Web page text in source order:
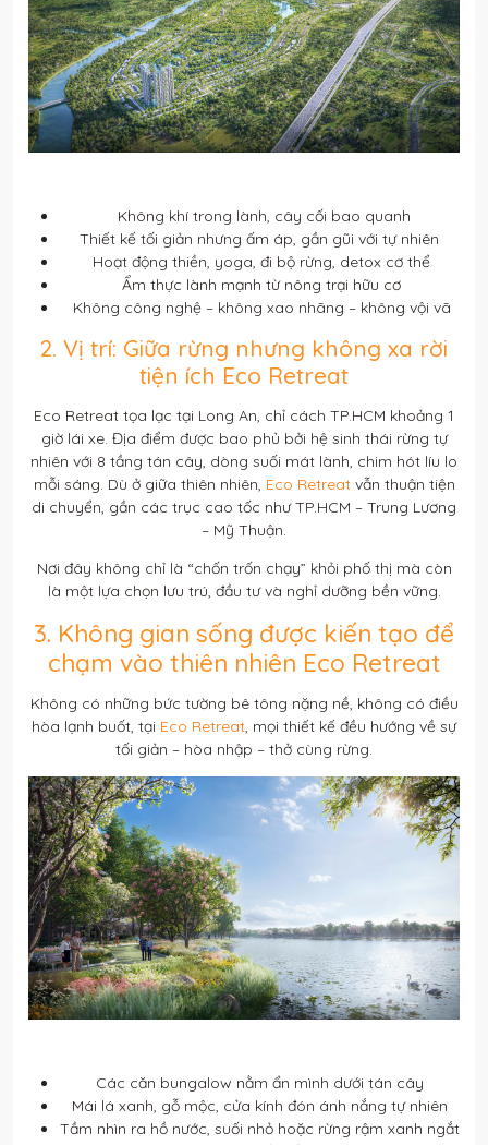
Không khí trong lành, cây cối bao quanh
Thiết kế tối giản nhưng ấm áp, gần gũi với tự nhiên
Hoạt động thiền, yoga, đi bộ rừng, detox cơ thể
Ẩm thực lành mạnh từ nông trại hữu cơ
Không công nghệ – không xao nhãng – không vội vã
2. Vị trí: Giữa rừng nhưng không xa rời
tiện ích Eco Retreat
Eco Retreat tọa lạc tại Long An, chỉ cách TP.HCM khoảng 1
giờ lái xe. Địa điểm được bao phủ bởi hệ sinh thái rừng tự
nhiên với 8 tầng tán cây, dòng suối mát lành, chim hót líu lo
mỗi sáng. Dù ở giữa thiên nhiên, Eco Retreat vẫn thuận tiện
di chuyển, gần các trục cao tốc như TP.HCM – Trung Lương
– Mỹ Thuận.
Nơi đây không chỉ là “chốn trốn chạy” khỏi phố thị mà còn
là một lựa chọn lưu trú, đầu tư và nghỉ dưỡng bền vững.
3. Không gian sống được kiến tạo để
chạm vào thiên nhiên Eco Retreat
Không có những bức tường bê tông nặng nề, không có điều
hòa lạnh buốt, tại Eco Retreat, mọi thiết kế đều hướng về sự
tối giản – hòa nhập – thở cùng rừng.
Các căn bungalow nằm ẩn mình dưới tán cây
Mái lá xanh, gỗ mộc, cửa kính đón ánh nắng tự nhiên
Tầm nhìn ra hồ nước, suối nhỏ hoặc rừng rậm xanh ngắt